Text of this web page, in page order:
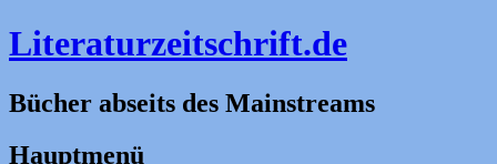
Literaturzeitschrift.de
Bücher abseits des Mainstreams
Hauptmenü